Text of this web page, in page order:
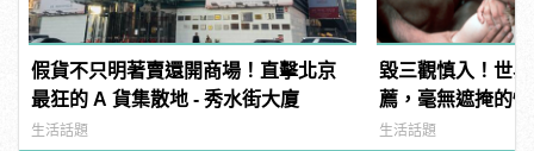
假貨不只明著賣還開商場！直擊北京
最狂的 A 貨集散地 - 秀水街大廈
生活話題
毀三觀慎入！世
薦，毫無遮掩的
噁心到極致！
生活話題